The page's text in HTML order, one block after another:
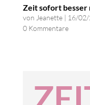
Zeit sofort besser
von Jeanette| 16/
0 Kommentare